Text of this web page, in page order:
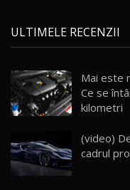
28
Noul
dotat /
29
CUM
33:40
30
ULTIMELE RECENZII
Mai este
Ce se
kilometri
(video)
cadrul